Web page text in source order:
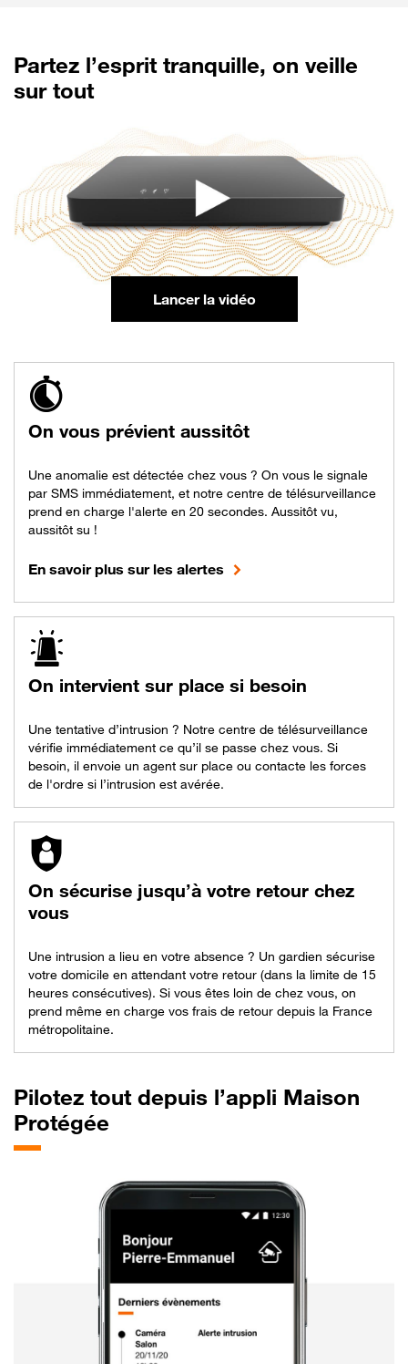
Partez l’esprit tranquille, on veille
sur tout
Lancer la vidéo
On vous prévient aussitôt
Une anomalie est détectée chez vous ? On vous le signale
par SMS immédiatement, et notre centre de télésurveillance
prend en charge l'alerte en 20 secondes. Aussitôt vu,
aussitôt su !
En savoir plus sur les alertes
On intervient sur place si besoin
Une tentative d’intrusion ? Notre centre de télésurveillance
vérifie immédiatement ce qu’il se passe chez vous. Si
besoin, il envoie un agent sur place ou contacte les forces
de l'ordre si l’intrusion est avérée.
On sécurise jusqu’à votre retour chez
vous
Une intrusion a lieu en votre absence ? Un gardien sécurise
votre domicile en attendant votre retour (dans la limite de 15
heures consécutives). Si vous êtes loin de chez vous, on
prend même en charge vos frais de retour depuis la France
métropolitaine.
Pilotez tout depuis l’appli Maison
Protégée